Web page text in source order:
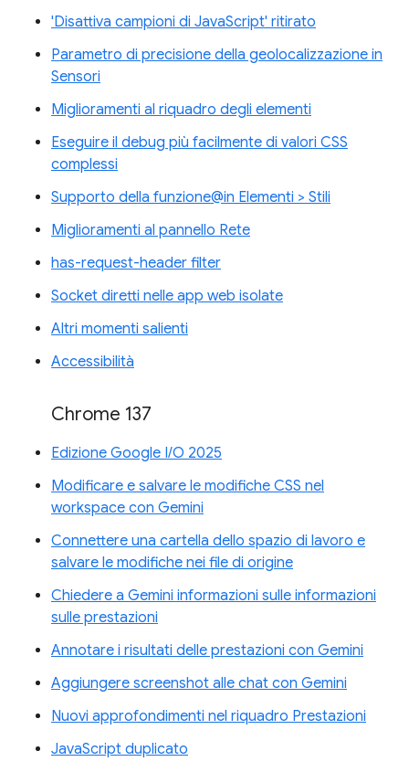
'Disattiva campioni di JavaScript' ritirato
Parametro di precisione della geolocalizzazione in
Sensori
Miglioramenti al riquadro degli elementi
Eseguire il debug più facilmente di valori CSS
complessi
Supporto della funzione@in Elementi > Stili
Miglioramenti al pannello Rete
has-request-header filter
Socket diretti nelle app web isolate
Altri momenti salienti
Accessibilità
Chrome 137
Edizione Google I/O 2025
Modificare e salvare le modifiche CSS nel
workspace con Gemini
Connettere una cartella dello spazio di lavoro e
salvare le modifiche nei file di origine
Chiedere a Gemini informazioni sulle informazioni
sulle prestazioni
Annotare i risultati delle prestazioni con Gemini
Aggiungere screenshot alle chat con Gemini
Nuovi approfondimenti nel riquadro Prestazioni
JavaScript duplicato